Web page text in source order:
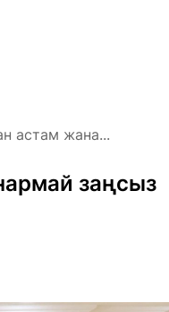
астам жана...
заңсыз